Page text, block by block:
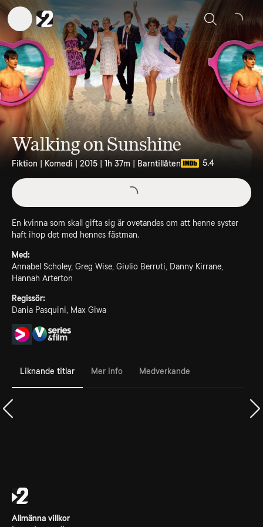
Sök
Walking on Sunshine
Fiktion | Komedi | 2015 | 1h 37m | Barntillåten 5.4
En kvinna som skall gifta sig är ovetandes om att henne syster
haft ihop det med hennes fästman.
Med:
Annabel Scholey, Greg Wise, Giulio Berruti, Danny Kirrane,
Hannah Arterton
Regissör:
Dania Pasquini, Max Giwa
Liknande titlar Mer info Medverkande
Allmänna villkor